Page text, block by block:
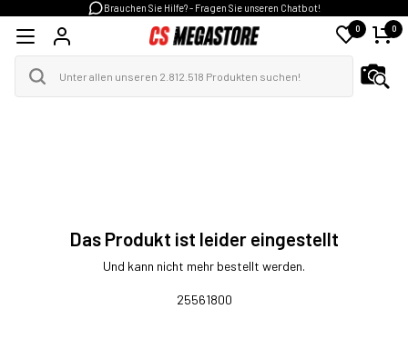
Brauchen Sie Hilfe? - Fragen Sie unseren Chatbot!
0 0
Das Produkt ist leider eingestellt
Und kann nicht mehr bestellt werden.
25561800